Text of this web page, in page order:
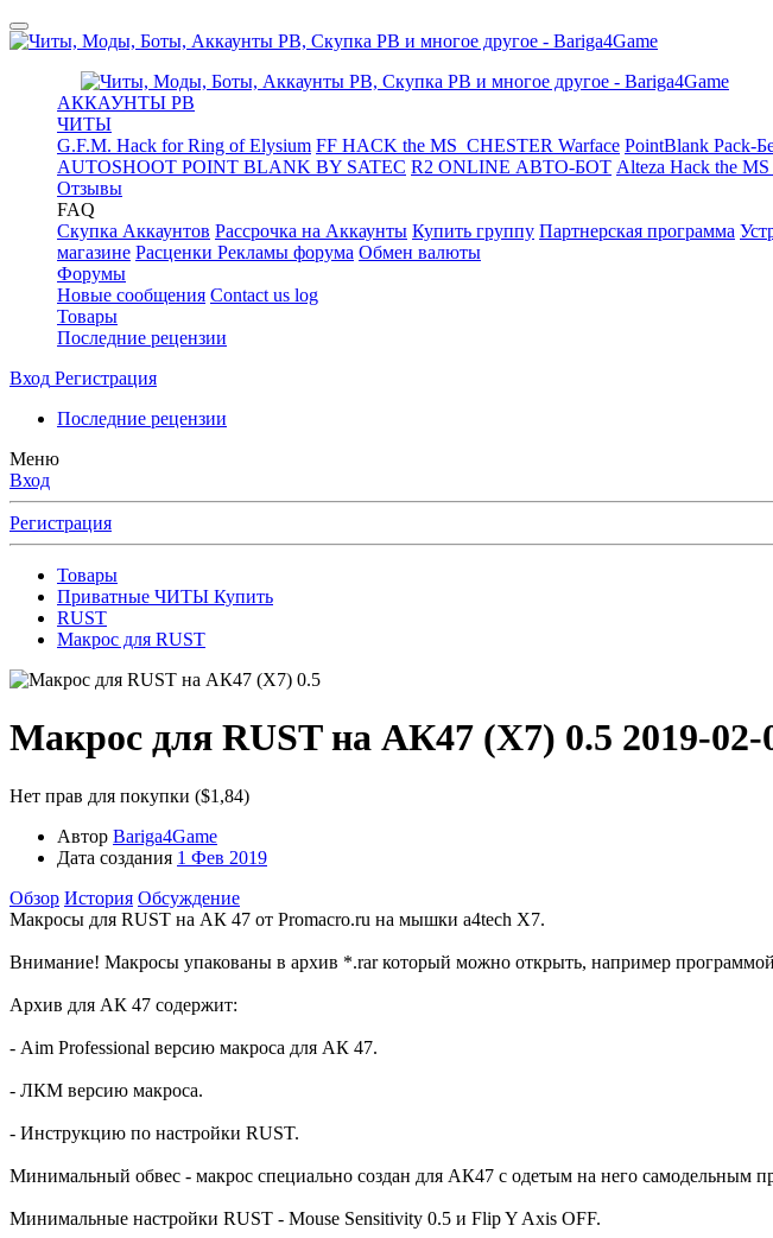
АККАУНТЫ PB
ЧИТЫ
G.F.M. Hack for Ring of Elysium FF HACK the MS_CHESTER Warface PointBlank Pack-
AUTOSHOOT POINT BLANK BY SATEC R2 ONLINE АВТО-БОТ Alteza Hack the
Отзывы
FAQ
Скупка Аккаунтов Рассрочка на Аккаунты Купить группу Партнерская программа
магазине Расценки Рекламы форума Обмен валюты
Форумы
Новые сообщения Contact us log
Товары
Последние рецензии
Вход Регистрация
Последние рецензии
Меню
Вход
Регистрация
Товары
Приватные ЧИТЫ Купить
RUST
Макрос для RUST
Макрос для RUST на АК47 (X7) 0.5 2019-02-
Нет прав для покупки ($1,84)
Автор Bariga4Game
Дата создания 1 Фев 2019
Обзор История Обсуждение
Макросы для RUST на АК 47 от Promacro.ru на мышки a4tech X7.
Внимание! Макросы упакованы в архив *.rar который можно открыть, например
Архив для АК 47 содержит:
- Aim Professional версию макроса для АК 47.
- ЛКМ версию макроса.
- Инструкцию по настройки RUST.
Минимальный обвес - макрос специально создан для АК47 с одетым на него самодельным
Минимальные настройки RUST - Mouse Sensitivity 0.5 и Flip Y Axis OFF.